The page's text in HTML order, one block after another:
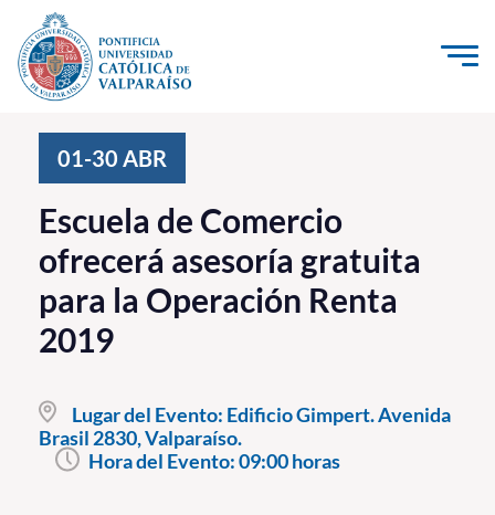
Click acá para ir directamente al contenido
Investigación, Creación e Innovación
PUCV Internacional
Vinculación con el Medio
Admisión
Pregrado
Postgrado
01-30 ABR
Escuela de Comercio
ofrecerá asesoría gratuita
para la Operación Renta
2019
Lugar del Evento: Edificio Gimpert. Avenida
Brasil 2830, Valparaíso.
Hora del Evento:09:00 horas